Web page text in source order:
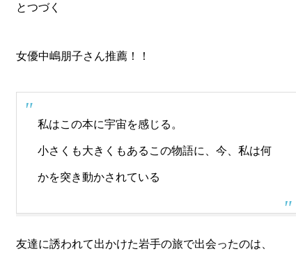
とつづく
女優中嶋朋子さん推薦！！
私はこの本に宇宙を感じる。
小さくも大きくもあるこの物語に、今、私は何
かを突き動かされている
友達に誘われて出かけた岩手の旅で出会ったのは、